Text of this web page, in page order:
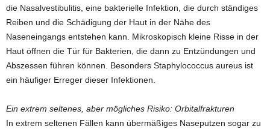
die Nasalvestibulitis, eine bakterielle Infektion, die durch ständiges
Reiben und die Schädigung der Haut in der Nähe des
Naseneingangs entstehen kann. Mikroskopisch kleine Risse in der
Haut öffnen die Tür für Bakterien, die dann zu Entzündungen und
Abszessen führen können. Besonders Staphylococcus aureus ist
ein häufiger Erreger dieser Infektionen.
Ein extrem seltenes, aber mögliches Risiko: Orbitalfrakturen
In extrem seltenen Fällen kann übermäßiges Naseputzen sogar zu